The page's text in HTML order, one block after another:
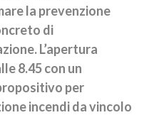
la prevenzione
di
L’apertura
8.45 con un
per
incendi da vincolo